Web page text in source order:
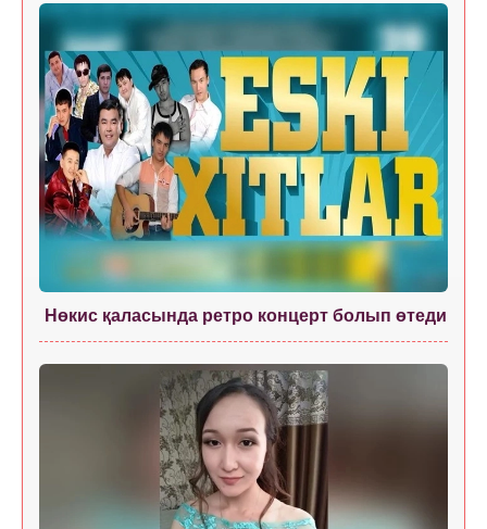
Нөкис қаласында ретро концерт болып өтеди